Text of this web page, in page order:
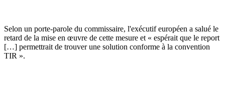
Selon un porte-parole du commissaire, l'exécutif européen a salué le
retard de la mise en œuvre de cette mesure et « espérait que le report
[…] permettrait de trouver une solution conforme à la convention
TIR ».